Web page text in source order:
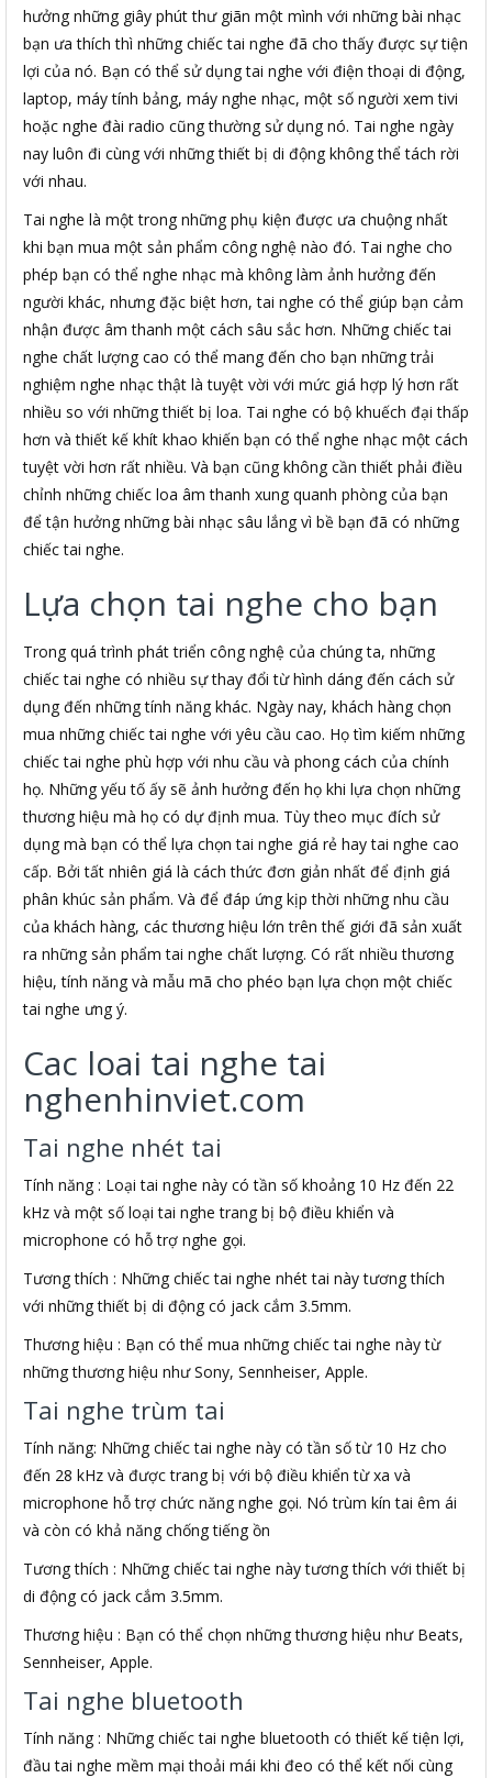
hưởng những giây phút thư giãn một mình với những bài nhạc
bạn ưa thích thì những chiếc tai nghe đã cho thấy được sự tiện
lợi của nó. Bạn có thể sử dụng tai nghe với điện thoại di động,
laptop, máy tính bảng, máy nghe nhạc, một số người xem tivi
hoặc nghe đài radio cũng thường sử dụng nó. Tai nghe ngày
nay luôn đi cùng với những thiết bị di động không thể tách rời
với nhau.
Tai nghe là một trong những phụ kiện được ưa chuộng nhất
khi bạn mua một sản phẩm công nghệ nào đó. Tai nghe cho
phép bạn có thể nghe nhạc mà không làm ảnh hưởng đến
người khác, nhưng đặc biệt hơn, tai nghe có thể giúp bạn cảm
nhận được âm thanh một cách sâu sắc hơn. Những chiếc tai
nghe chất lượng cao có thể mang đến cho bạn những trải
nghiệm nghe nhạc thật là tuyệt vời với mức giá hợp lý hơn rất
nhiều so với những thiết bị loa. Tai nghe có bộ khuếch đại thấp
hơn và thiết kế khít khao khiến bạn có thể nghe nhạc một cách
tuyệt vời hơn rất nhiều. Và bạn cũng không cần thiết phải điều
chỉnh những chiếc loa âm thanh xung quanh phòng của bạn
để tận hưởng những bài nhạc sâu lắng vì bề bạn đã có những
chiếc tai nghe.
Lựa chọn tai nghe cho bạn
Trong quá trình phát triển công nghệ của chúng ta, những
chiếc tai nghe có nhiều sự thay đổi từ hình dáng đến cách sử
dụng đến những tính năng khác. Ngày nay, khách hàng chọn
mua những chiếc tai nghe với yêu cầu cao. Họ tìm kiếm những
chiếc tai nghe phù hợp với nhu cầu và phong cách của chính
họ. Những yếu tố ấy sẽ ảnh hưởng đến họ khi lựa chọn những
thương hiệu mà họ có dự định mua. Tùy theo mục đích sử
dụng mà bạn có thể lựa chọn tai nghe giá rẻ hay tai nghe cao
cấp. Bởi tất nhiên giá là cách thức đơn giản nhất để định giá
phân khúc sản phẩm. Và để đáp ứng kịp thời những nhu cầu
của khách hàng, các thương hiệu lớn trên thế giới đã sản xuất
ra những sản phẩm tai nghe chất lượng. Có rất nhiều thương
hiệu, tính năng và mẫu mã cho phéo bạn lựa chọn một chiếc
tai nghe ưng ý.
Cac loai tai nghe tai
nghenhinviet.com
Tai nghe nhét tai
Tính năng : Loại tai nghe này có tần số khoảng 10 Hz đến 22
kHz và một số loại tai nghe trang bị bộ điều khiển và
microphone có hỗ trợ nghe gọi.
Tương thích : Những chiếc tai nghe nhét tai này tương thích
với những thiết bị di động có jack cắm 3.5mm.
Thương hiệu : Bạn có thể mua những chiếc tai nghe này từ
những thương hiệu như Sony, Sennheiser, Apple.
Tai nghe trùm tai
Tính năng: Những chiếc tai nghe này có tần số từ 10 Hz cho
đến 28 kHz và được trang bị với bộ điều khiển từ xa và
microphone hỗ trợ chức năng nghe gọi. Nó trùm kín tai êm ái
và còn có khả năng chống tiếng ồn
Tương thích : Những chiếc tai nghe này tương thích với thiết bị
di động có jack cắm 3.5mm.
Thương hiệu : Bạn có thể chọn những thương hiệu như Beats,
Sennheiser, Apple.
Tai nghe bluetooth
Tính năng : Những chiếc tai nghe bluetooth có thiết kế tiện lợi,
đầu tai nghe mềm mại thoải mái khi đeo có thể kết nối cùng